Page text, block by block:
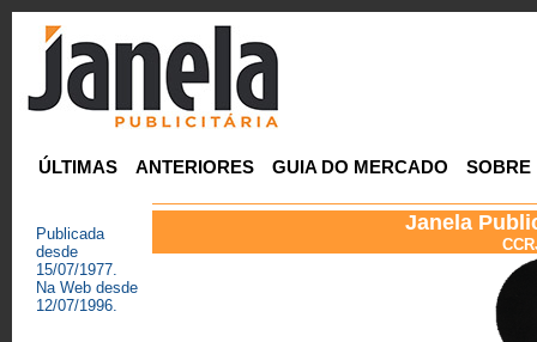
ÚLTIMAS ANTERIORES GUIA DO MERCADO SOBRE
Publicada
desde
15/07/1977.
Na Web desde
12/07/1996.
Janela